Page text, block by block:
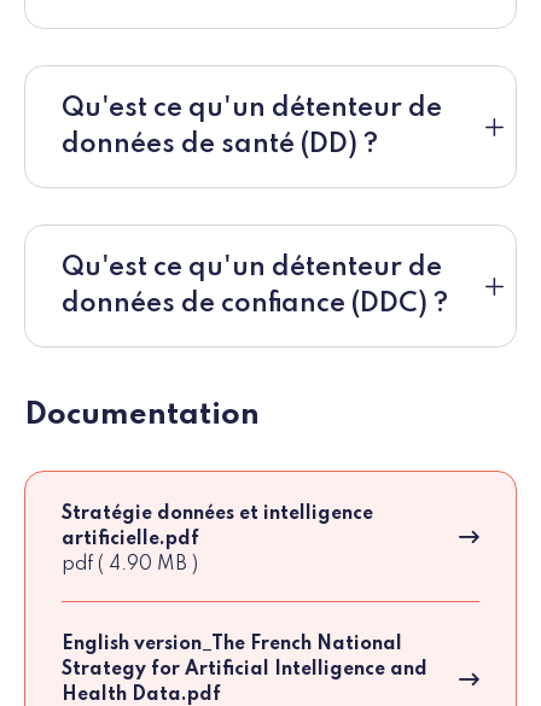
Qu'est ce qu'un détenteur de
données de santé (DD) ?
Qu'est ce qu'un détenteur de
données de confiance (DDC) ?
Documentation
Stratégie données et intelligence
artificielle.pdf
pdf ( 4.90 MB )
English version_The French National
Strategy for Artificial Intelligence and
Health Data.pdf